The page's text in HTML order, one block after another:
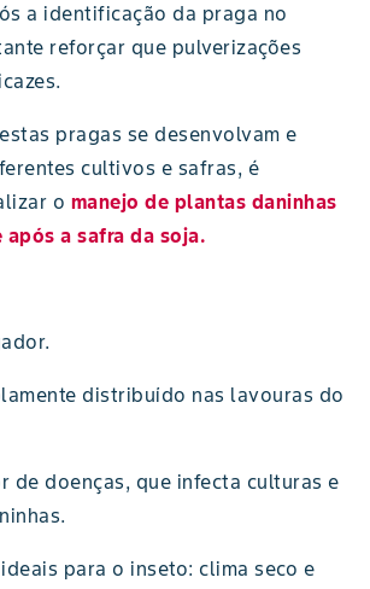
a identificação da praga no
reforçar que pulverizações
pragas se desenvolvam e
cultivos e safras, é
o manejo de plantas daninhas
após a safra da soja.
distribuído nas lavouras do
de doenças, que infecta culturas e
para o inseto: clima seco e